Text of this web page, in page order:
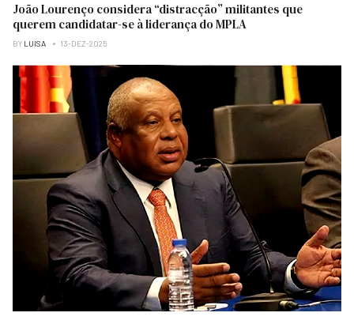
João Lourenço considera “distracção” militantes que
querem candidatar-se à liderança do MPLA
BY LUISA 13-DEZ-2025